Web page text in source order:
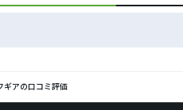
アの口コミ評価